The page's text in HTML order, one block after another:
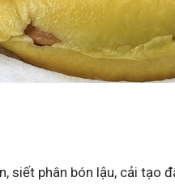
siết phân bón lậu, cải tạo